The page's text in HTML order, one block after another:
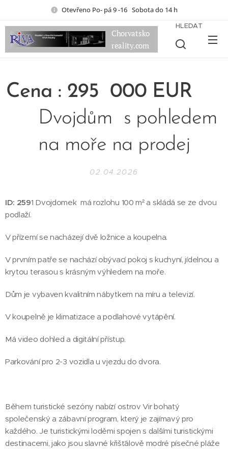
Otevřeno Po- pá 9 -16 Sobota do 14 h
Chorvatsko
reality.com
HLEDAT
Cena : 295 000 EUR
Dvojdům s pohledem
na moře na prodej
02.04.2026
ID: 2591 Dvojdomek má rozlohu 100 m² a skládá se ze dvou
podlaží.
V přízemí se nacházejí dvě ložnice a koupelna.
V prvním patře se nachází obývací pokoj s kuchyní, jídelnou a
krytou terasou s krásným výhledem na moře.
Dům je vybaven kvalitním nábytkem na míru a televizí.
V koupelně je klimatizace a podlahové vytápění.
Má video dohled a digitální přístup.
Parkování pro 2-3 vozidla u vjezdu do dvora.
Během turistické sezóny nabízí ostrov Vir bohatý
společenský a zábavní program, který je zajímavý pro
každého. Je turistickými loděmi spojen s dalšími turistickými
destinacemi, jako jsou slavné křišťálově modré písečné pláže